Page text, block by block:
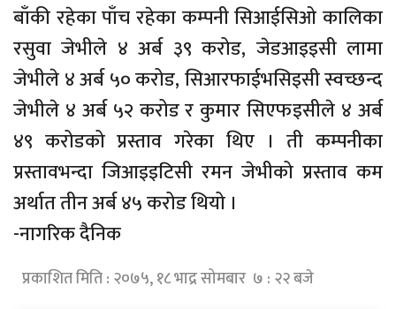
बाँकी रहेका पाँच रहेका कम्पनी सिआईसिओ कालिका
रसुवा जेभीले ४ अर्ब ३९ करोड, जेडआइइसी लामा
जेभीले ४ अर्ब ५० करोड, सिआरफाईभसिइसी स्वच्छन्द
जेभीले ४ अर्ब ५२ करोड र कुमार सिएफइसीले ४ अर्ब
४९ करोडको प्रस्ताव गरेका थिए । ती कम्पनीका
प्रस्तावभन्दा जिआइइटिसी रमन जेभीको प्रस्ताव कम
अर्थात तीन अर्ब ४५ करोड थियो ।
-नागरिक दैनिक
प्रकाशित मिति : २०७५, १८ भाद्र सोमबार ७ : २२ बजे